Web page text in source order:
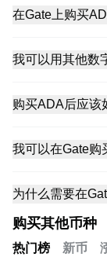
在Gate上购买
我可以用其他数
购买ADA后应该
我可以在Gate购
为什么需要在
购买其他币种
热门榜 新币